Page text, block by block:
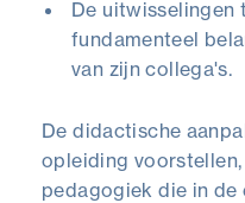
De uitwisselingen
fundamenteel
van zijn collega's.
De didactische
opleiding
pedagogiek die in de